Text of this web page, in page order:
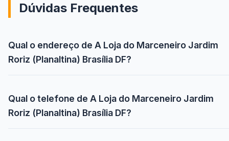
Dúvidas Frequentes
Qual o endereço de A Loja do Marceneiro Jardim
Roriz (Planaltina) Brasília DF?
Qual o telefone de A Loja do Marceneiro Jardim
Roriz (Planaltina) Brasília DF?